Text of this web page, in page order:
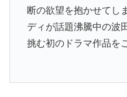
断の欲望を抱かせてし
ディが話題沸騰中の波
挑む初のドラマ作品を